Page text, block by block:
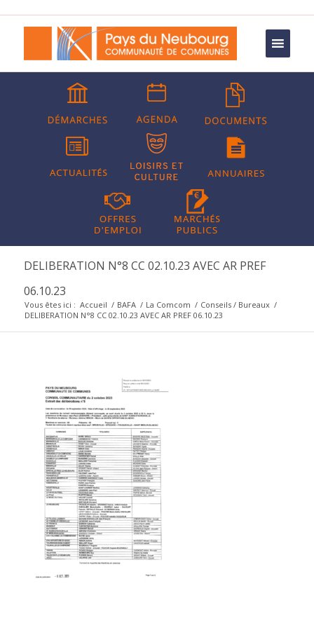
DELIBERATION N°8 CC 02.10.23 AVEC AR PREF
06.10.23
Vous êtes ici : Accueil / BAFA / La Comcom / Conseils / Bureaux /
DELIBERATION N°8 CC 02.10.23 AVEC AR PREF 06.10.23